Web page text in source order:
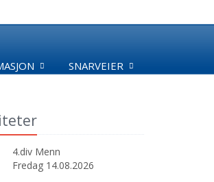
SNARVEIER
4.div Menn
Fredag 14.08.2026